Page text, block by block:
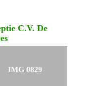
C.V. De
IMG 0829